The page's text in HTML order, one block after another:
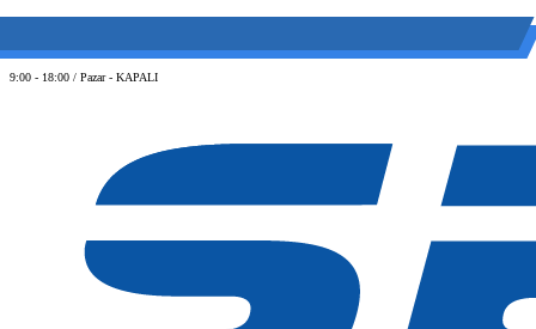
9:00 - 18:00 / Pazar - KAPALI